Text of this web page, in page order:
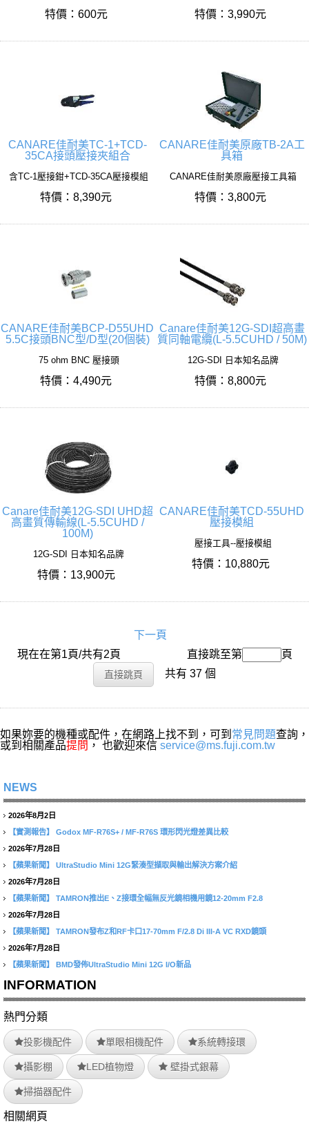
特價：600元 特價：3,990元
CANARE佳耐美TC-1+TCD-
35CA接頭壓接夾組合
含TC-1壓接鉗+TCD-35CA壓接模組
特價：8,390元
CANARE佳耐美原廠TB-2A工
具箱
CANARE佳耐美原廠壓接工具箱
特價：3,800元
CANARE佳耐美BCP-D55UHD
5.5C接頭BNC型/D型(20個裝)
75 ohm BNC 壓接頭
特價：4,490元
Canare佳耐美12G-SDI超高畫
質同軸電纜(L-5.5CUHD / 50M)
12G-SDI 日本知名品牌
特價：8,800元
Canare佳耐美12G-SDI UHD超
高畫質傳輸線(L-5.5CUHD /
100M)
12G-SDI 日本知名品牌
特價：13,900元
CANARE佳耐美TCD-55UHD
壓接模組
壓接工具--壓接模組
特價：10,880元
下一頁
現在在第1頁/共有2頁
直接跳至第
頁
共有 37 個
如果妳要的機種或配件，在網路上找不到，可到 常見問題查詢，
或到相關產品提問 ， 也歡迎來信 service@ms.fuji.com.tw
NEWS
2026年8月2日
【實測報告】
Godox MF-R76S+ / MF-R76S 環形閃光燈差異比較
2026年7月28日
【蘋果新聞】
UltraStudio Mini 12G緊湊型擷取與輸出解決方案介紹
2026年7月28日
【蘋果新聞】
TAMRON推出E、Z接環全幅無反光鏡相機用鏡12-20mm F2.8
2026年7月28日
【蘋果新聞】
TAMRON發布Z和RF卡口17-70mm F/2.8 Di III-A VC RXD鏡頭
2026年7月28日
【蘋果新聞】
BMD發佈UltraStudio Mini 12G I/O新品
INFORMATION
熱門分類
投影機配件 單眼相機配件 系統轉接環
攝影棚 LED植物燈 壁掛式銀幕
掃描器配件
相關網頁